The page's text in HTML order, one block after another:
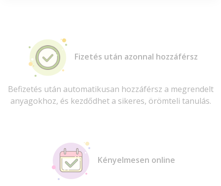
Fizetés után azonnal hozzáférsz
Befizetés után automatikusan hozzáférsz a megrendelt
anyagokhoz, és kezdődhet a sikeres, örömteli tanulás.
Kényelmesen online